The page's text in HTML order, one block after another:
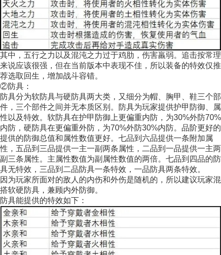
其中，五行之力以及混沌之力过于鸡肋，伤害羸弱。追击按常理
来说应该很强，但在当前版本中表现不佳，所以装备的特效仅推
荐选取回生，增加战斗容错。
②防具：
防具分为软防具与硬防具两大类，又细分为帽、胸甲、鞋三个部
件，三个部件之间并无本质区别。防具为玩家提供护甲防御、属
性以及特效。软防具在护甲防御上更偏重内防，为30%外防70%
内防，硬防具在更偏重外防，为70%外防30%内防。品阶更好的
提供的防御总值和属性数值更好。七品到六品提供一条附加属
性，五品到三品提供一主一副两条属性，二品到一品提供一主两
副三条属性。主属性数值为副属性数值的两倍。七品到四品的防
具无特效，三品到二品防具一条特效，一品防具两条特效。
因为玩家所面对的敌人的内伤和外伤是随机的，所以建议玩家混
搭软硬防具，兼顾内外防御。
防具能提供的特效如下：